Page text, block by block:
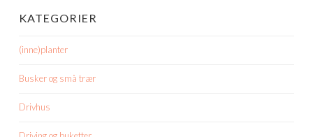
KATEGORIER
(inne)planter
Busker og små trær
Drivhus